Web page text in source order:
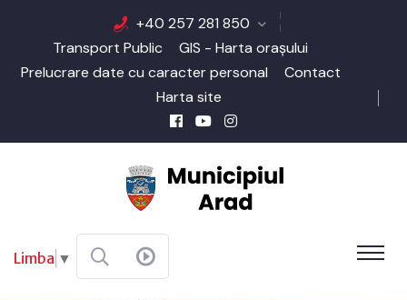
+40 257 281 850
Transport Public
GIS - Harta orașului
Prelucrare date cu caracter personal
Contact
Harta site
Limba ▼